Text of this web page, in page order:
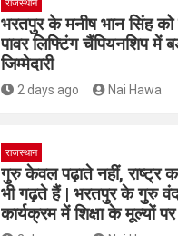
राजस्थान
भरतपुर के मनीष भान सिंह को
पावर लिफ्टिंग चैंपियनशिप में
जिम्मेदारी
2 days ago Nai Hawa
राजस्थान
गुरु केवल पढ़ाते नहीं, राष्ट्र
भी गढ़ते हैं | भरतपुर के गुरु
कार्यक्रम में शिक्षा के मूल्यों